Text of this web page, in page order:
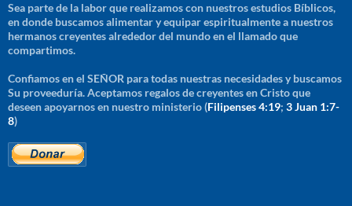
Sea parte de la labor que realizamos con nuestros estudios Bíblicos,
en donde buscamos alimentar y equipar espiritualmente a nuestros
hermanos creyentes alrededor del mundo en el llamado que
compartimos.
Confiamos en el SEÑOR para todas nuestras necesidades y buscamos
Su proveeduría. Aceptamos regalos de creyentes en Cristo que
deseen apoyarnos en nuestro ministerio (Filipenses 4:19; 3 Juan 1:7-
8)